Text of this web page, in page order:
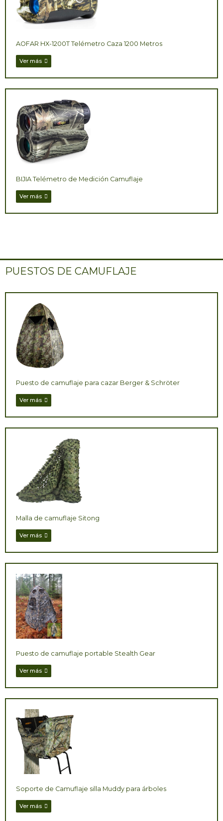
AOFAR HX-1200T Telémetro Caza 1200 Metros
Ver más
BIJIA Telémetro de Medición Camuflaje
Ver más
PUESTOS DE CAMUFLAJE
Puesto de camuflaje para cazar Berger & Schröter
Ver más
Malla de camuflaje Sitong
Ver más
Puesto de camuflaje portable Stealth Gear
Ver más
Soporte de Camuflaje silla Muddy para árboles
Ver más